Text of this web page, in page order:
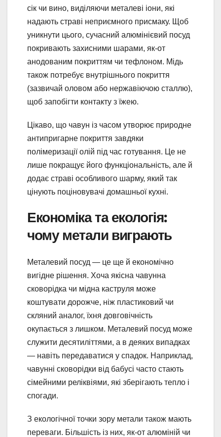
сік чи вино, виділяючи металеві іони, які
надають страві неприємного присмаку. Щоб
уникнути цього, сучасний алюмінієвий посуд
покривають захисними шарами, як-от
анодованим покриттям чи тефлоном. Мідь
також потребує внутрішнього покриття
(зазвичай оловом або нержавіючою сталлю),
щоб запобігти контакту з їжею.
Цікаво, що чавун із часом утворює природне
антипригарне покриття завдяки
полімеризації олій під час готування. Це не
лише покращує його функціональність, але й
додає страві особливого шарму, який так
цінують поціновувачі домашньої кухні.
Економіка та екологія:
чому метали виграють
Металевий посуд — це ще й економічно
вигідне рішення. Хоча якісна чавунна
сковорідка чи мідна каструля може
коштувати дорожче, ніж пластиковий чи
скляний аналог, їхня довговічність
окупається з лишком. Металевий посуд може
служити десятиліттями, а в деяких випадках
— навіть передаватися у спадок. Наприклад,
чавунні сковорідки від бабусі часто стають
сімейними реліквіями, які зберігають тепло і
спогади.
З екологічної точки зору метали також мають
переваги. Більшість із них, як-от алюміній чи